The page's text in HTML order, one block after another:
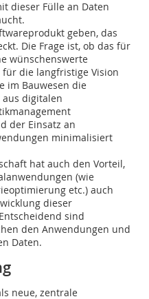
dieser Fülle an Daten
geben, das
Die Frage ist, ob das für
wünschenswerte
für die langfristige Vision
im Bauwesen die
digitalen
der Einsatz an
minimalisiert
hat auch den Vorteil,
(wie
etc.) auch
dieser
sind
den Anwendungen und
Daten.
neue, zentrale